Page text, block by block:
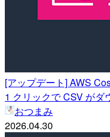
[アップデート] AWS
1 クリックで CSV がダ
おつまみ
2026.04.30